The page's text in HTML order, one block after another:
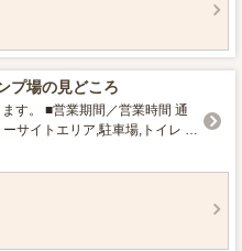
ア, 駐車場, トイレ ■ロケー
サービス 手ぶ
タル, 予約必要
プ場の見どころ
業時間 通